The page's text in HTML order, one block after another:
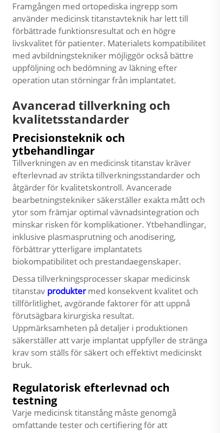
Framgången med ortopediska ingrepp som
använder medicinsk titanstavteknik har lett till
förbättrade funktionsresultat och en högre
livskvalitet för patienter. Materialets kompatibilitet
med avbildningstekniker möjliggör också bättre
uppföljning och bedömning av läkning efter
operation utan störningar från implantatet.
Avancerad tillverkning och
kvalitetsstandarder
Precisionsteknik och
ytbehandlingar
Tillverkningen av en medicinsk titanstav kräver
efterlevnad av strikta tillverkningsstandarder och
åtgärder för kvalitetskontroll. Avancerade
bearbetningstekniker säkerställer exakta mått och
ytor som främjar optimal vävnadsintegration och
minskar risken för komplikationer. Ytbehandlingar,
inklusive plasmasprutning och anodisering,
förbättrar ytterligare implantatets
biokompatibilitet och prestandaegenskaper.
Dessa tillverkningsprocesser skapar medicinsk
titanstav produktermed konsekvent kvalitet och
tillförlitlighet, avgörande faktorer för att uppnå
förutsägbara kirurgiska resultat.
Uppmärksamheten på detaljer i produktionen
säkerställer att varje implantat uppfyller de stränga
krav som ställs för säkert och effektivt medicinskt
bruk.
Regulatorisk efterlevnad och
testning
Varje medicinsk titanstång måste genomgå
omfattande tester och certifiering för att